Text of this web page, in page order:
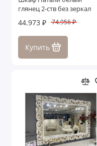
глянец 2-ств без зеркал
44.973 ₽ 74.956 ₽
Купить